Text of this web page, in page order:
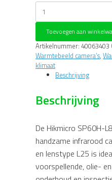
Hikmicro
SP60H-
L8/25
camera
aantal
Toevoegen aan
Artikelnummer: 40063403
Warmtebeeld camera’s,
klimaat
Beschrijving
Beschrijving
De Hikmicro SP60H-
handzame infrarood
en lenstype L25 is
voorspellende, olie-